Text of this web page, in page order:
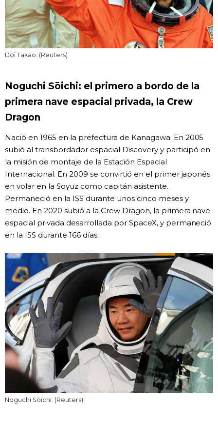
Doi Takao. (Reuters)
Noguchi Sōichi: el primero a bordo de la
primera nave espacial privada, la Crew
Dragon
Nació en 1965 en la prefectura de Kanagawa. En 2005
subió al transbordador espacial Discovery y participó en
la misión de montaje de la Estación Espacial
Internacional. En 2009 se convirtió en el primer japonés
en volar en la Soyuz como capitán asistente.
Permaneció en la ISS durante unos cinco meses y
medio. En 2020 subió a la Crew Dragon, la primera nave
espacial privada desarrollada por SpaceX, y permaneció
en la ISS durante 166 días.
Noguchi Sōichi. (Reuters)